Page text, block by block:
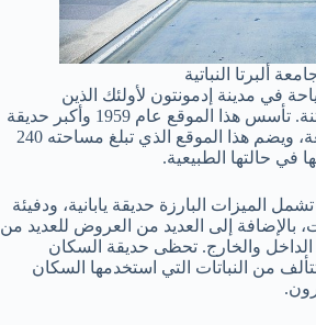
ألبرتا النباتية
في مدينة إدمونتون لأولئك الذين
يستمتعون بالزهور والبستنة. تأسس هذا الموقع عام 1959 وأكبر حديقة
من هذا النوع في المقاطعة، ويضم هذا الموقع الذي تبلغ مساحته 240
تشمل الميزات البارزة حديقة يابانية، ودفيئة
بالإضافة إلى العديد من العروض للعديد من
الداخل والخارج. تحظى حديقة السكان
من النباتات التي استخدمها السكان